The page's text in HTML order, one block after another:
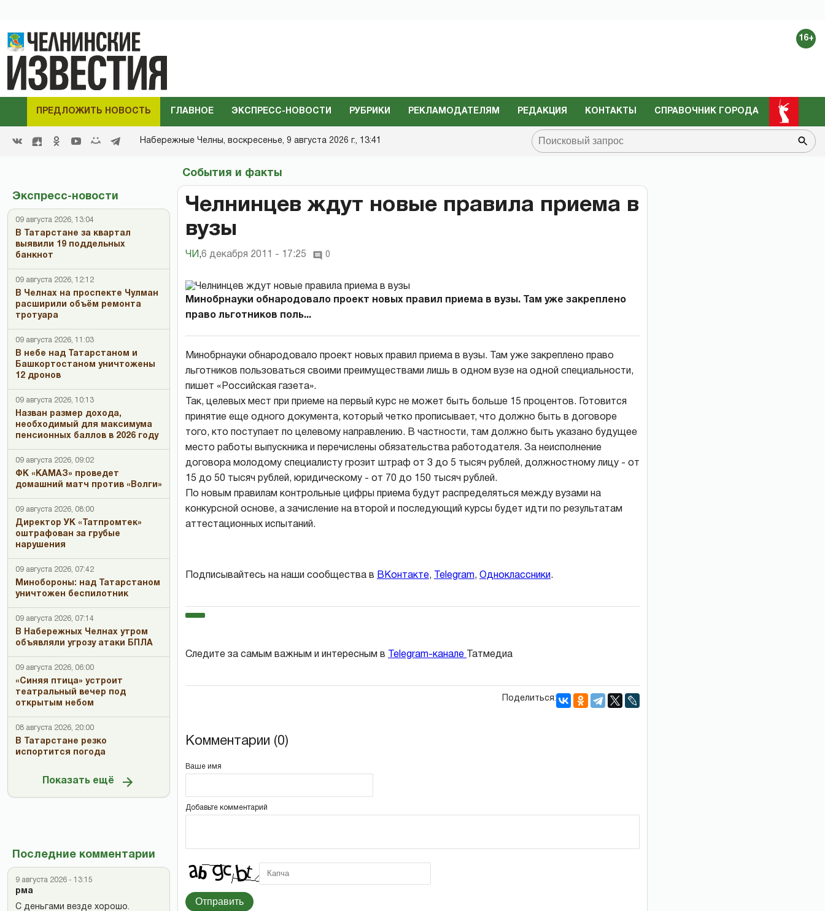
16+
ПРЕДЛОЖИТЬ НОВОСТЬ ГЛАВНОЕ ЭКСПРЕСС-НОВОСТИ РУБРИКИ РЕКЛАМОДАТЕЛЯМ РЕДАКЦИЯ КОНТАКТЫ СПРАВОЧНИК ГОРОДА
Набережные Челны, воскресенье, 9 августа 2026 г., 13:41
Экспресс-новости
09 августа 2026, 13:04
В Татарстане за квартал
выявили 19 поддельных
банкнот
09 августа 2026, 12:12
В Челнах на проспекте Чулман
расширили объём ремонта
тротуара
09 августа 2026, 11:03
В небе над Татарстаном и
Башкортостаном уничтожены
12 дронов
09 августа 2026, 10:13
Назван размер дохода,
необходимый для максимума
пенсионных баллов в 2026 году
09 августа 2026, 09:02
ФК «КАМАЗ» проведет
домашний матч против «Волги»
09 августа 2026, 08:00
Директор УК «Татпромтек»
оштрафован за грубые
нарушения
09 августа 2026, 07:42
Минобороны: над Татарстаном
уничтожен беспилотник
09 августа 2026, 07:14
В Набережных Челнах утром
объявляли угрозу атаки БПЛА
09 августа 2026, 06:00
«Синяя птица» устроит
театральный вечер под
открытым небом
08 августа 2026, 20:00
В Татарстане резко
испортится погода
Показать ещё
Последние комментарии
9 августа 2026 - 13:15
рма
С деньгами везде хорошо.
События и факты
Челнинцев ждут новые правила приема в
вузы
ЧИ ,6 декабря 2011 - 17:25 0
Минобрнауки обнародовало проект новых правил приема в вузы. Там уже закреплено
право льготников поль...
Минобрнауки обнародовало проект новых правил приема в вузы. Там уже закреплено право
льготников пользоваться своими преимуществами лишь в одном вузе на одной специальности,
пишет «Российская газета».
Так, целевых мест при приеме на первый курс не может быть больше 15 процентов. Готовится
принятие еще одного документа, который четко прописывает, что должно быть в договоре
того, кто поступает по целевому направлению. В частности, там должно быть указано будущее
место работы выпускника и перечислены обязательства работодателя. За неисполнение
договора молодому специалисту грозит штраф от 3 до 5 тысяч рублей, должностному лицу - от
15 до 50 тысяч рублей, юридическому - от 70 до 150 тысяч рублей.
По новым правилам контрольные цифры приема будут распределяться между вузами на
конкурсной основе, а зачисление на второй и последующий курсы будет идти по результатам
аттестационных испытаний.
Подписывайтесь на наши сообщества в ВКонтакте, Telegram, Одноклассники.
Следите за самым важным и интересным в Telegram-канале Татмедиа
Поделиться:
Комментарии (0)
Ваше имя
Добавьте комментарий
Отправить